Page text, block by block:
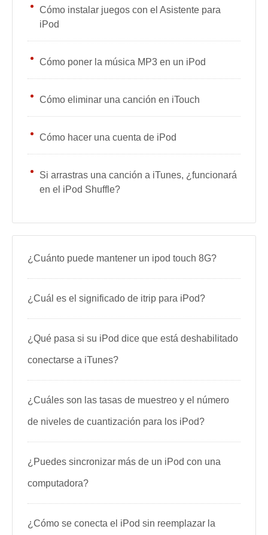
Cómo instalar juegos con el Asistente para
iPod
Cómo poner la música MP3 en un iPod
Cómo eliminar una canción en iTouch
Cómo hacer una cuenta de iPod
Si arrastras una canción a iTunes, ¿funcionará
en el iPod Shuffle?
¿Cuánto puede mantener un ipod touch 8G?
¿Cuál es el significado de itrip para iPod?
¿Qué pasa si su iPod dice que está deshabilitado
conectarse a iTunes?
¿Cuáles son las tasas de muestreo y el número
de niveles de cuantización para los iPod?
¿Puedes sincronizar más de un iPod con una
computadora?
¿Cómo se conecta el iPod sin reemplazar la